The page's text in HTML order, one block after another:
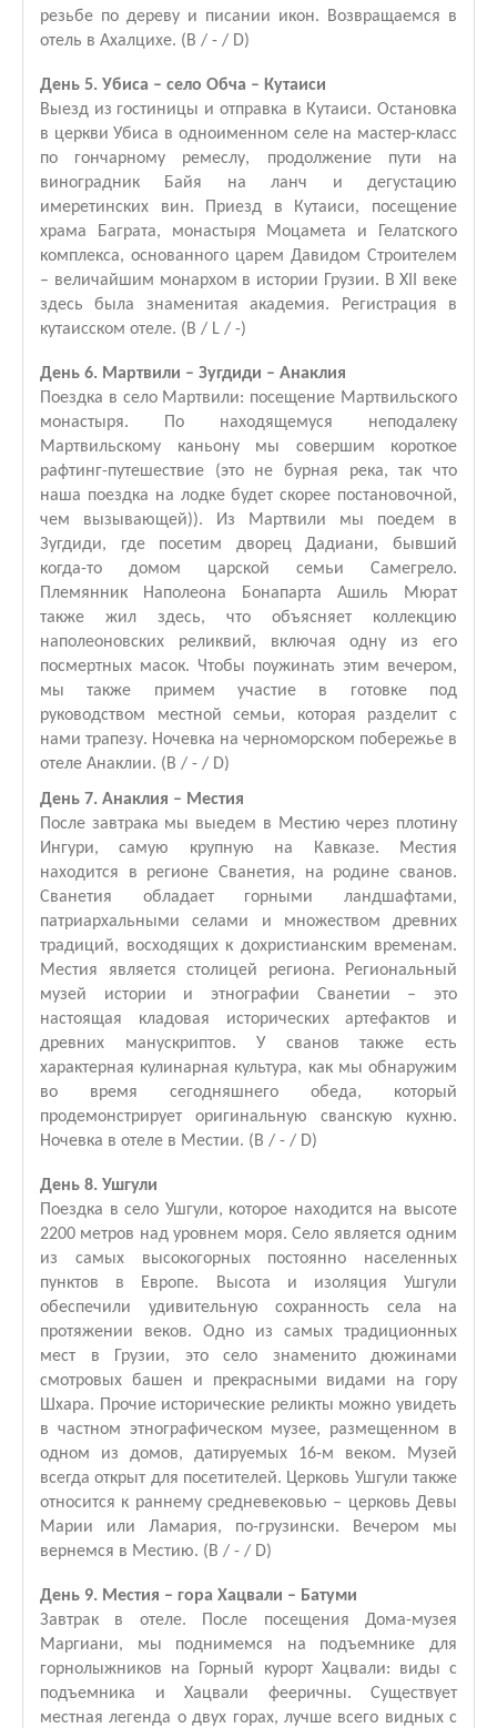
резьбе по дереву и писании икон. Возвращаемся в
отель в Ахалцихе. (B / - / D)
День 5. Убиса – село Обча – Кутаиси
Выезд из гостиницы и отправка в Кутаиси. Остановка
в церкви Убиса в одноименном селе на мастер-класс
по гончарному ремеслу, продолжение пути на
виноградник Байя на ланч и дегустацию
имеретинских вин. Приезд в Кутаиси, посещение
храма Баграта, монастыря Моцамета и Гелатского
комплекса, основанного царем Давидом Строителем
– величайшим монархом в истории Грузии. В XII веке
здесь была знаменитая академия. Регистрация в
кутаисском отеле. (B / L / -)
День 6. Мартвили – Зугдиди – Анаклия
Поездка в село Мартвили: посещение Мартвильского
монастыря. По находящемуся неподалеку
Мартвильскому каньону мы совершим короткое
рафтинг-путешествие (это не бурная река, так что
наша поездка на лодке будет скорее постановочной,
чем вызывающей)). Из Мартвили мы поедем в
Зугдиди, где посетим дворец Дадиани, бывший
когда-то домом царской семьи Самегрело.
Племянник Наполеона Бонапарта Ашиль Мюрат
также жил здесь, что объясняет коллекцию
наполеоновских реликвий, включая одну из его
посмертных масок. Чтобы поужинать этим вечером,
мы также примем участие в готовке под
руководством местной семьи, которая разделит с
нами трапезу. Ночевка на черноморском побережье в
отеле Анаклии. (B / - / D)
День 7. Анаклия – Местия
После завтрака мы выедем в Местию через плотину
Ингури, самую крупную на Кавказе. Местия
находится в регионе Сванетия, на родине сванов.
Сванетия обладает горными ландшафтами,
патриархальными селами и множеством древних
традиций, восходящих к дохристианским временам.
Местия является столицей региона. Региональный
музей истории и этнографии Сванетии – это
настоящая кладовая исторических артефактов и
древних манускриптов. У сванов также есть
характерная кулинарная культура, как мы обнаружим
во время сегодняшнего обеда, который
продемонстрирует оригинальную сванскую кухню.
Ночевка в отеле в Местии. (B / - / D)
День 8. Ушгули
Поездка в село Ушгули, которое находится на высоте
2200 метров над уровнем моря. Село является одним
из самых высокогорных постоянно населенных
пунктов в Европе. Высота и изоляция Ушгули
обеспечили удивительную сохранность села на
протяжении веков. Одно из самых традиционных
мест в Грузии, это село знаменито дюжинами
смотровых башен и прекрасными видами на гору
Шхара. Прочие исторические реликты можно увидеть
в частном этнографическом музее, размещенном в
одном из домов, датируемых 16-м веком. Музей
всегда открыт для посетителей. Церковь Ушгули также
относится к раннему средневековью – церковь Девы
Марии или Ламария, по-грузински. Вечером мы
вернемся в Местию. (B / - / D)
День 9. Местия – гора Хацвали – Батуми
Завтрак в отеле. После посещения Дома-музея
Маргиани, мы поднимемся на подъемнике для
горнолыжников на Горный курорт Хацвали: виды с
подъемника и Хацвали фееричны. Существует
местная легенда о двух горах, лучше всего видных с